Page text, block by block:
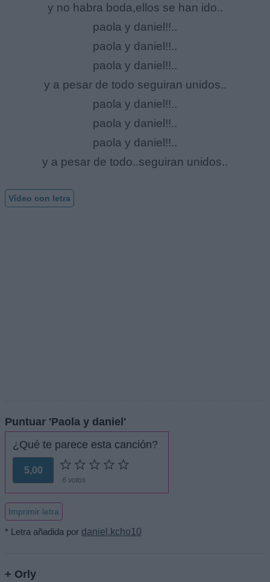
y no habra boda,ellos se han ido..
paola y daniel!!..
paola y daniel!!..
paola y daniel!!..
y a pesar de todo seguiran unidos..
paola y daniel!!..
paola y daniel!!..
paola y daniel!!..
y a pesar de todo..seguiran unidos..
Vídeo con letra
Puntuar 'Paola y daniel'
¿Qué te parece esta canción?
5,00
6 votos
Imprimir letra
* Letra añadida por daniel.kcho10
+ Orly